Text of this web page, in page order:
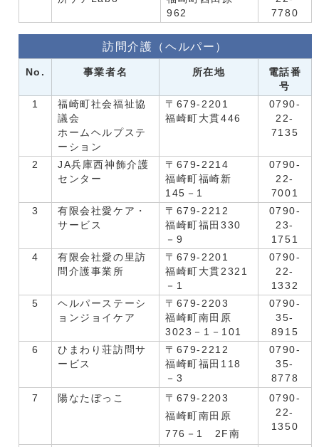
962
7780
訪問介護（ヘルパー）
No. 事業者名 所在地
電話番
号
1
福崎町社会福祉協
議会
ホームヘルプステ
ーション
〒679-2201
福崎町大貫446
0790-
22-
7135
2
JA兵庫西神飾介護
センター
〒679-2214
福崎町福崎新
145－1
0790-
22-
7001
3
有限会社愛ケア・
サービス
〒679-2212
福崎町福田330
－9
0790-
23-
1751
4
有限会社愛の里訪
問介護事業所
〒679-2201
福崎町大貫2321
－1
0790-
22-
1332
5
ヘルパーステーシ
ョンジョイケア
〒679-2203
福崎町南田原
3023－1－101
0790-
35-
8915
6
ひまわり荘訪問サ
ービス
〒679-2212
福崎町福田118
－3
0790-
35-
8778
7
陽なたぼっこ
〒679-2203
福崎町南田原
776－1 2F南
0790-
22-
1350